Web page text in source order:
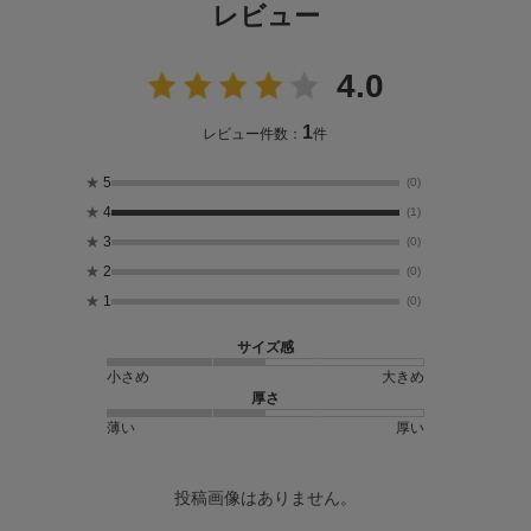
レビュー
4.0
レビュー件数： 1件
★ 5 (0)
★ 4 (1)
★ 3 (0)
★ 2 (0)
★ 1 (0)
サイズ感
小さめ
大きめ
厚さ
薄い
厚い
投稿画像はありません。